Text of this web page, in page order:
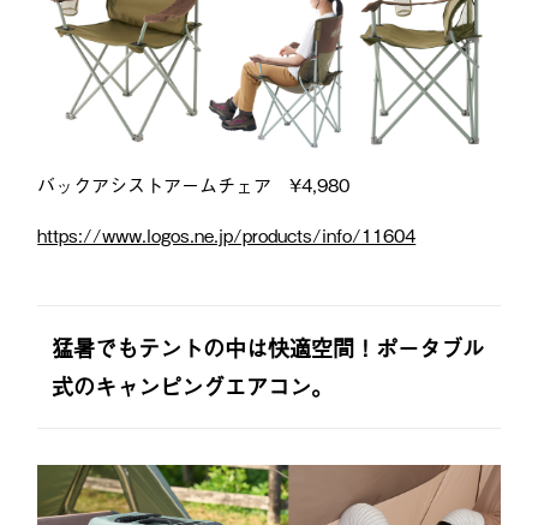
バックアシストアームチェア ¥4,980
https://www.logos.ne.jp/products/info/11604
猛暑でもテントの中は快適空間！ポータブル
式のキャンピングエアコン。